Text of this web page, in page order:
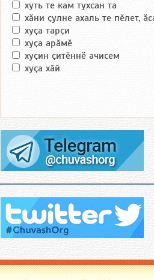
хуть те кам тухсан та
хӑни ҫулне ахаль те пӗлет,
хуҫа тарҫи
хуҫа арӑмӗ
хуҫин ҫитӗннӗ ачисем
хуҫа хӑй